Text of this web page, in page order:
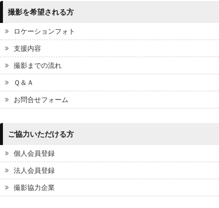
撮影を希望される方
ロケーションフォト
支援内容
撮影までの流れ
Ｑ＆Ａ
お問合せフォーム
ご協力いただける方
個人会員登録
法人会員登録
撮影協力企業